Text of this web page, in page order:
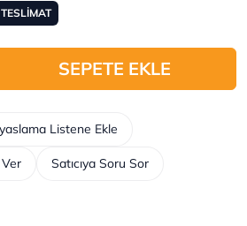
SEPETE EKLE
Listene Ekle
Satıcıya Soru Sor